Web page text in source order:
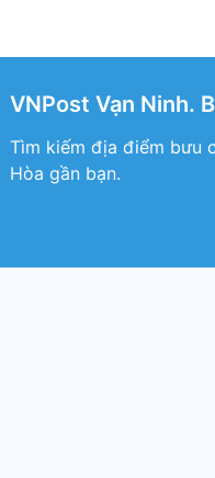
VNPost Vạn Ninh.
Tìm kiếm địa điểm bưu
Hòa gần bạn.